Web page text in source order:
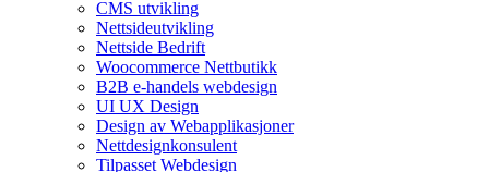
CMS utvikling
Nettsideutvikling
Nettside Bedrift
Woocommerce Nettbutikk
B2B e-handels webdesign
UI UX Design
Design av Webapplikasjoner
Nettdesignkonsulent
Tilpasset Webdesign